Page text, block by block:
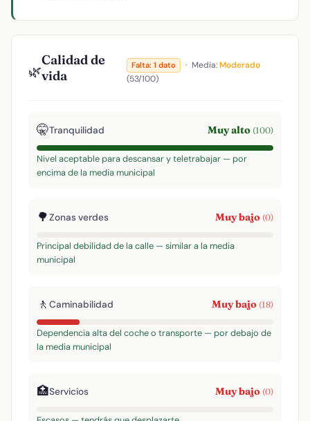
🌿
Calidad de
vida
Falta: 1 dato · Media:Moderado
(53/100)
🤫Tranquilidad Muy alto (100)
Nivel aceptable para descansar y teletrabajar — por
encima de la media municipal
🌳Zonas verdes Muy bajo (0)
Principal debilidad de la calle — similar a la media
municipal
🚶 Caminabilidad Muy bajo (18)
Dependencia alta del coche o transporte — por debajo de
la media municipal
🏥Servicios Muy bajo (0)